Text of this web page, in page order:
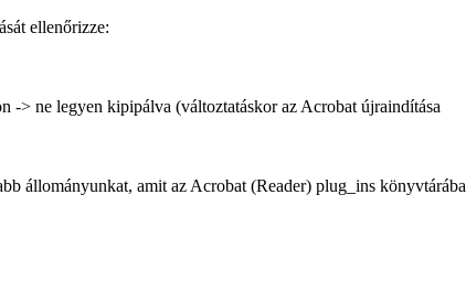
ellenőrizze:
-> ne legyen kipipálva (változtatáskor az Acrobat újraindítása
állományunkat, amit az Acrobat (Reader) plug_ins könyvtárába